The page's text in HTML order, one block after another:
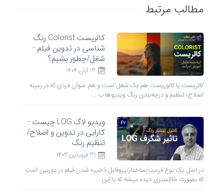
مطالب مرتبط
کالریست Colorist رنگ
شناسی در تدوین فیلم -
شغل/چطور بشیم؟
13 آبان،1404
کالریست یا کالوریست هم یک شغل است و هم عنوان فردی که در زمینه
اصلاح، تنظیم و درجه‌بندی رنگ ویدیوها ب ...
ویدیو لاگ LOG چیست -
کارایی در تدوین و اصلاح/
تنظیم رنگ
31 فروردين،1403
در اصل یک نوع فرمت/ساختار/پروفایل ذخیره شدن فیلم در دوربین است
که بصورت خاکستری دیده میشه که با این ...